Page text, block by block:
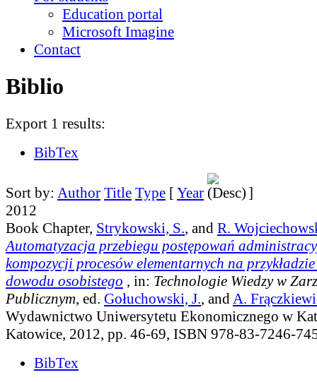
Education portal
Microsoft Imagine
Contact
Biblio
Export 1 results:
BibTex
Sort by: Author Title Type [Year
]
2012
Book Chapter, Strykowski, S., and R.
Automatyzacja przebiegu postępowań
kompozycji procesów elementarnych na
dowodu osobistego , in: Technologie Wiedzy w
Publicznym, ed. Gołuchowski, J., and A.
Wydawnictwo Uniwersytetu Ekonomicznego w
Katowice, 2012, pp. 46-69, ISBN 978-83-7246-
BibTex